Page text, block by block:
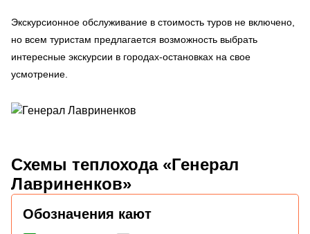
Экскурсионное обслуживание в стоимость туров не включено,
но всем туристам предлагается возможность выбрать
интересные экскурсии в городах-остановках на свое
усмотрение.
Схемы теплохода «Генерал
Лавриненков»
Обозначения кают